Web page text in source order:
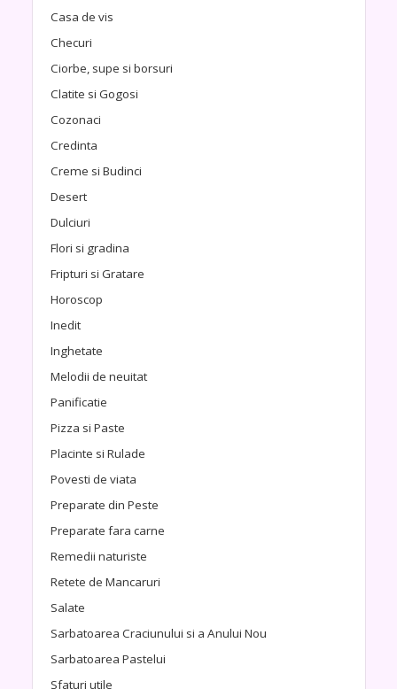
Casa de vis
Checuri
Ciorbe, supe si borsuri
Clatite si Gogosi
Cozonaci
Credinta
Creme si Budinci
Desert
Dulciuri
Flori si gradina
Fripturi si Gratare
Horoscop
Inedit
Inghetate
Melodii de neuitat
Panificatie
Pizza si Paste
Placinte si Rulade
Povesti de viata
Preparate din Peste
Preparate fara carne
Remedii naturiste
Retete de Mancaruri
Salate
Sarbatoarea Craciunului si a Anului Nou
Sarbatoarea Pastelui
Sfaturi utile